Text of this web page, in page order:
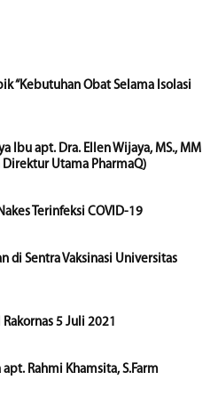
“Kebutuhan Obat Selama Isolasi
Ibu apt. Dra. Ellen Wijaya, MS., MM
Direktur Utama PharmaQ)
Terinfeksi COVID-19
di Sentra Vaksinasi Universitas
5 Juli 2021
Rahmi Khamsita, S.Farm